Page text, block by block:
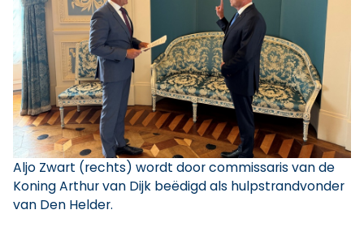
Aljo Zwart (rechts) wordt door commissaris van de
Koning Arthur van Dijk beëdigd als hulpstrandvonder
van Den Helder.